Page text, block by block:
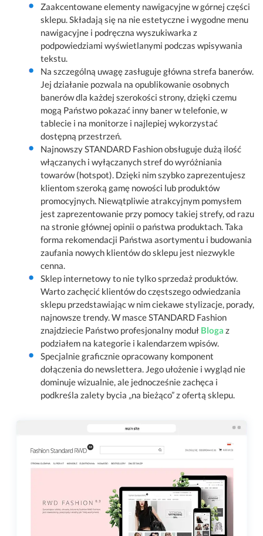
Zaakcentowane elementy nawigacyjne w górnej części
sklepu. Składają się na nie estetyczne i wygodne menu
nawigacyjne i podręczna wyszukiwarka z
podpowiedziami wyświetlanymi podczas wpisywania
tekstu.
Na szczególną uwagę zasługuje główna strefa banerów.
Jej działanie pozwala na opublikowanie osobnych
banerów dla każdej szerokości strony, dzięki czemu
mogą Państwo pokazać inny baner w telefonie, w
tablecie i na monitorze i najlepiej wykorzystać
dostępną przestrzeń.
Najnowszy STANDARD Fashion obsługuje dużą ilość
włączanych i wyłączanych stref do wyróżniania
towarów (hotspot). Dzięki nim szybko zaprezentujesz
klientom szeroką gamę nowości lub produktów
promocyjnych. Niewątpliwie atrakcyjnym pomysłem
jest zaprezentowanie przy pomocy takiej strefy, od razu
na stronie głównej opinii o państwa produktach. Taka
forma rekomendacji Państwa asortymentu i budowania
zaufania nowych klientów do sklepu jest niezwykle
cenna.
Sklep internetowy to nie tylko sprzedaż produktów.
Warto zachęcić klientów do częstszego odwiedzania
sklepu przedstawiając w nim ciekawe stylizacje, porady,
najnowsze trendy. W masce STANDARD Fashion
znajdziecie Państwo profesjonalny moduł Bloga z
podziałem na kategorie i kalendarzem wpisów.
Specjalnie graficznie opracowany komponent
dołączenia do newslettera. Jego ułożenie i wygląd nie
dominuje wizualnie, ale jednocześnie zachęca i
podkreśla zalety bycia „na bieżąco” z ofertą sklepu.